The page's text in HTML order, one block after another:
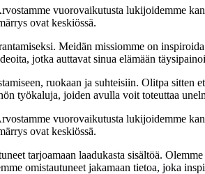
vuorovaikutusta lukijoidemme
ovat keskiössä.
Meidän missiomme on
jotka auttavat sinua elämään
ruokaan ja suhteisiin. Olitpa sitten
työkaluja, joiden avulla voit toteuttaa
vuorovaikutusta lukijoidemme
ovat keskiössä.
tarjoamaan laadukasta sisältöä.
omistautuneet jakamaan tietoa, joka